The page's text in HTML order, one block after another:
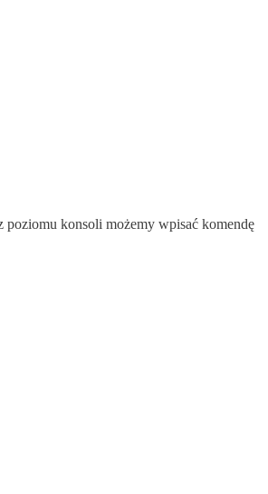
poziomu konsoli możemy wpisać komendę